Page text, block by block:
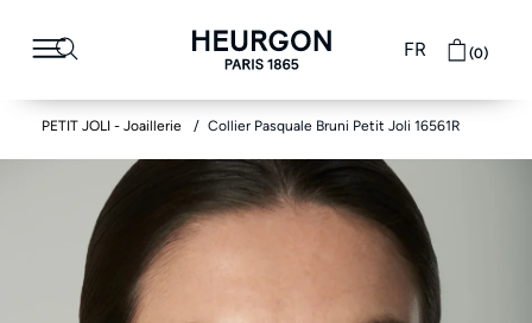
FR (0)
PETIT JOLI - Joaillerie Collier Pasquale Bruni Petit Joli 16561R